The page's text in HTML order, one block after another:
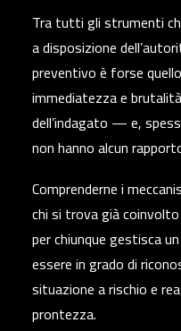
Tra tutti gli strumenti
a disposizione
preventivo è forse
immediatezza e
dell’indagato — e,
non hanno alcun
Comprenderne i
chi si trova già
per chiunque gestisca
essere in grado di
situazione a rischio e
prontezza.